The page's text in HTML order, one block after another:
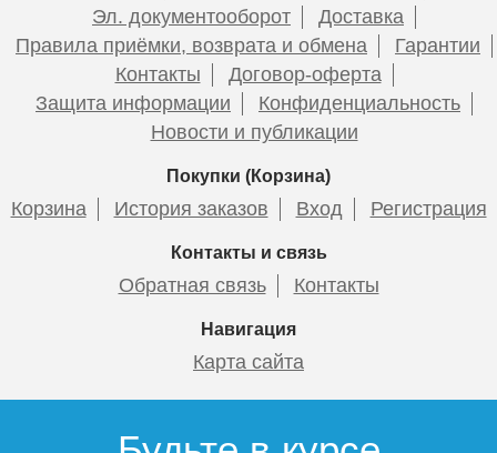
Эл. документооборот
Доставка
Правила приёмки, возврата и обмена
Гарантии
Контакты
Договор-оферта
Защита информации
Конфиденциальность
Новости и публикации
Покупки (Корзина)
Корзина История заказов Вход Регистрация
Контакты и связь
Обратная связь Контакты
Навигация
Карта сайта